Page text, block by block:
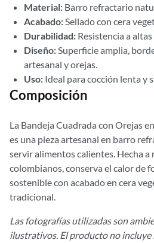
Material: Barro refractario
Acabado:Sellado con cera
Durabilidad: Resistencia a
Diseño:Superficie amplia,
artesanal y orejas.
Uso: Ideal para cocción lenta y
Composición
La Bandeja Cuadrada con Orejas
es una pieza artesanal en barro
servir alimentos calientes. Hecha a
colombianos, conserva el calor de
sostenible con acabado en cera
tradicional.
Las fotografías utilizadas son
ilustrativos. El producto no incluye